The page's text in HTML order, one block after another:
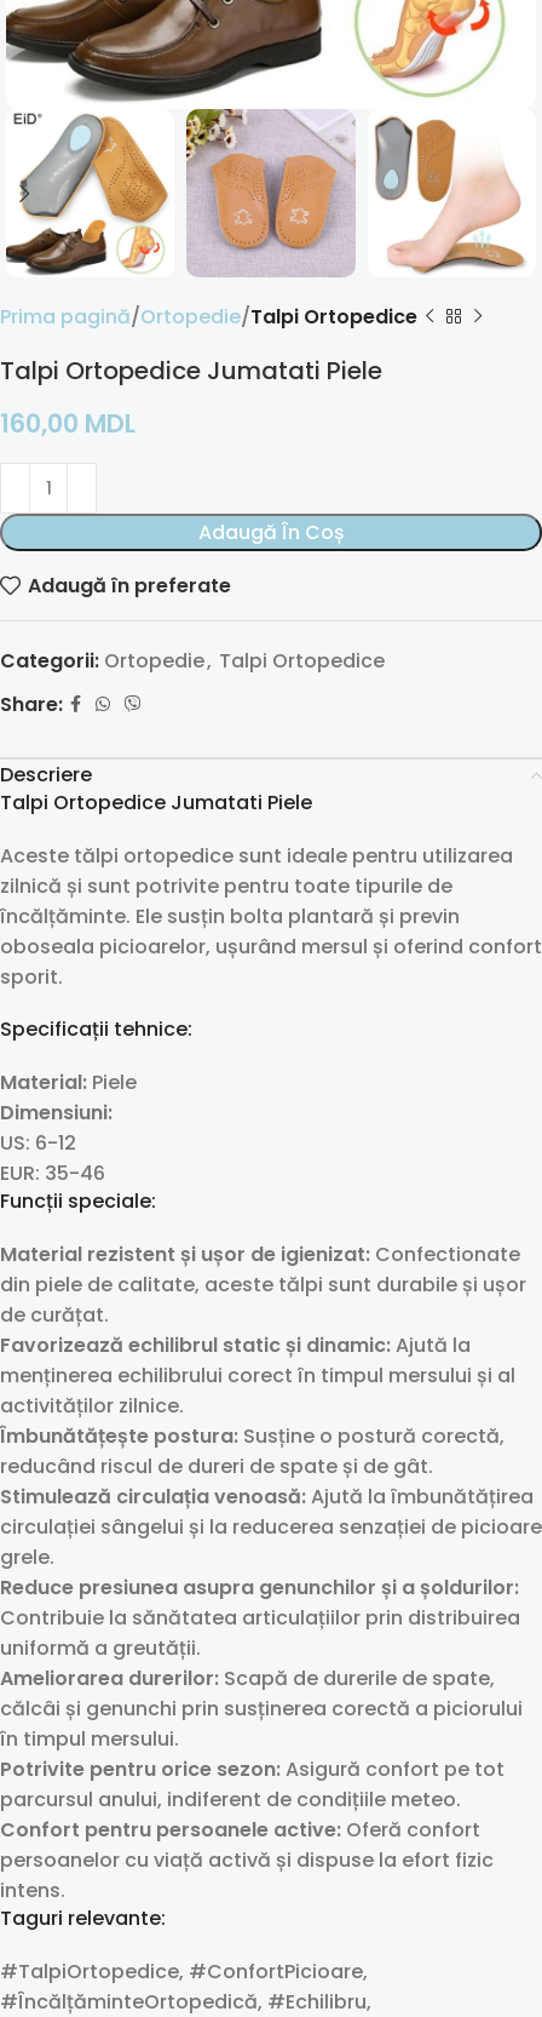
Prima pagină Ortopedie Talpi Ortopedice
Talpi Ortopedice Jumatati Piele
160,00 MDL
Adaugă În Coș
Adaugă în preferate
Categorii: Ortopedie, Talpi Ortopedice
Share:
Descriere
Talpi Ortopedice Jumatati Piele
Aceste tălpi ortopedice sunt ideale pentru utilizarea
zilnică și sunt potrivite pentru toate tipurile de
încălțăminte. Ele susțin bolta plantară și previn
oboseala picioarelor, ușurând mersul și oferind confort
sporit.
Specificații tehnice:
Material: Piele
Dimensiuni:
US: 6-12
EUR: 35-46
Funcții speciale:
Material rezistent și ușor de igienizat: Confectionate
din piele de calitate, aceste tălpi sunt durabile și ușor
de curățat.
Favorizează echilibrul static și dinamic:Ajută la
menținerea echilibrului corect în timpul mersului și al
activităților zilnice.
Îmbunătățește postura: Susține o postură corectă,
reducând riscul de dureri de spate și de gât.
Stimulează circulația venoasă:Ajută la îmbunătățirea
circulației sângelui și la reducerea senzației de picioare
grele.
Reduce presiunea asupra genunchilor și a șoldurilor:
Contribuie la sănătatea articulațiilor prin distribuirea
uniformă a greutății.
Ameliorarea durerilor: Scapă de durerile de spate,
călcâi și genunchi prin susținerea corectă a piciorului
în timpul mersului.
Potrivite pentru orice sezon:Asigură confort pe tot
parcursul anului, indiferent de condițiile meteo.
Confort pentru persoanele active: Oferă confort
persoanelor cu viață activă și dispuse la efort fizic
intens.
Taguri relevante:
#TalpiOrtopedice, #ConfortPicioare,
#ÎncălțăminteOrtopedică, #Echilibru,